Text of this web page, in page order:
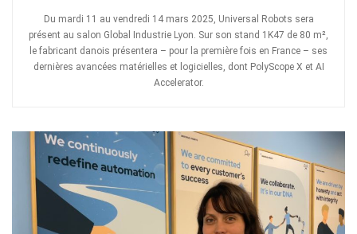
Du mardi 11 au vendredi 14 mars 2025, Universal Robots sera
présent au salon Global Industrie Lyon. Sur son stand 1K47 de 80 m²,
le fabricant danois présentera – pour la première fois en France – ses
dernières avancées matérielles et logicielles, dont PolyScope X et AI
Accelerator.